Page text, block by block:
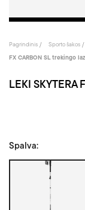
Pagrindinis Sporto šakos
FX CARBON SL trekingo
LEKI SKYTERA
Spalva: